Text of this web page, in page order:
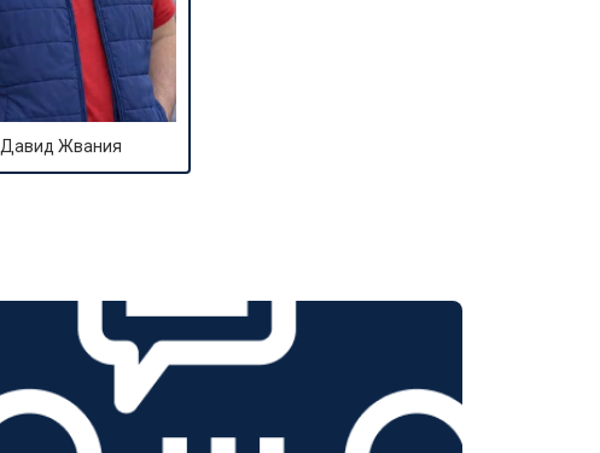
Давид Жвания